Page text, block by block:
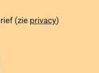
(zie privacy)